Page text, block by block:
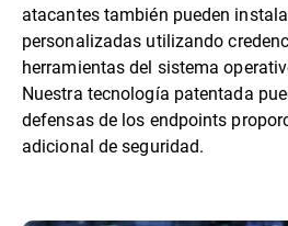
atacantes también pueden
personalizadas utilizando
herramientas del sistema
Nuestra tecnología patentada
defensas de los endpoints
adicional de seguridad.